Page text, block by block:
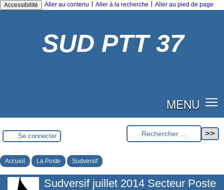
Accessibilité Aller au contenu Aller à la recherche Aller au pied de page
SUD PTT 37
MENU
Se connecter
Accueil La Poste Sudversif
Sudversif juillet 2014 Secteur Poste